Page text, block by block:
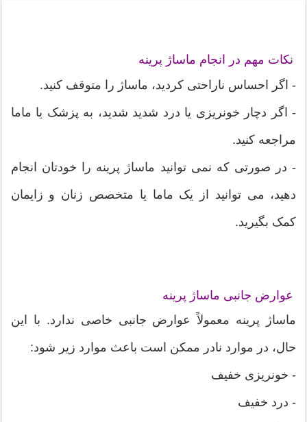
نکات مهم در انجام ماساژ پرینه
- اگر احساس ناراحتی کردید، ماساژ را متوقف کنید.
- اگر دچار خونریزی یا درد شدید شدید، به پزشک یا ماما
مراجعه کنید.
- در صورتی که نمی توانید ماساژ پرینه را خودتان انجام
دهید، می توانید از یک ماما یا متخصص زنان و زایمان
کمک بگیرید.
عوارض جانبی ماساژ پرینه
ماساژ پرینه معمولاً عوارض جانبی خاصی ندارد. با این
حال، در موارد نادر ممکن است باعث موارد زیر شود:
- خونریزی خفیف
- درد خفیف